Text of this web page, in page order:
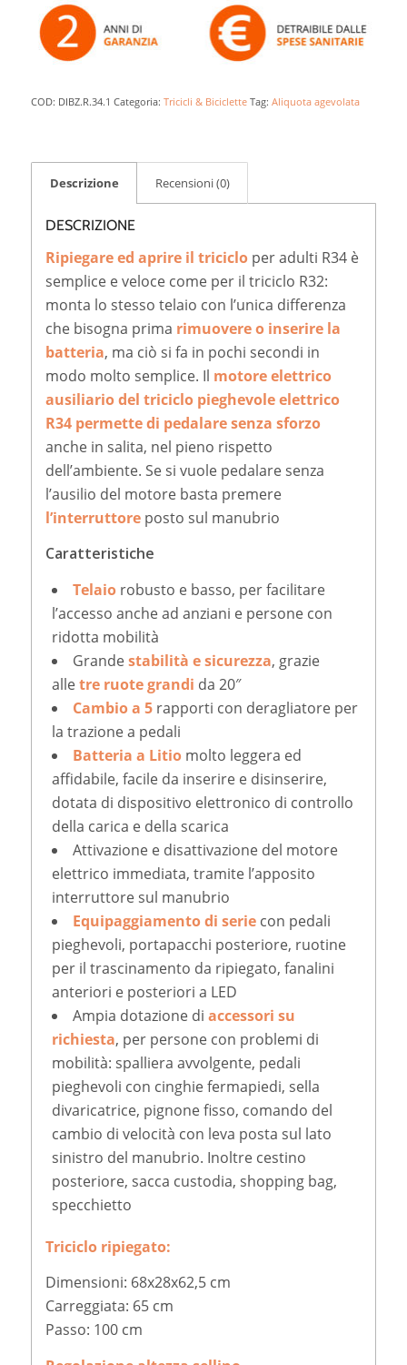
COD: DIBZ.R.34.1 Categoria: Tricicli & Biciclette Tag: Aliquota agevolata
Descrizione Recensioni (0)
DESCRIZIONE
Ripiegare ed aprire il tricicloper adulti R34 è
semplice e veloce come per il triciclo R32:
monta lo stesso telaio con l’unica differenza
che bisogna prima rimuovere o inserire la
batteria, ma ciò si fa in pochi secondi in
modo molto semplice. Il motore elettrico
ausiliario del triciclo pieghevole elettrico
R34 permette di pedalare senza sforzo
anche in salita, nel pieno rispetto
dell’ambiente. Se si vuole pedalare senza
l’ausilio del motore basta premere
l’interruttoreposto sul manubrio
Caratteristiche
Telaiorobusto e basso, per facilitare
l’accesso anche ad anziani e persone con
ridotta mobilità
Grandestabilità e sicurezza, grazie
alletre ruote grandi da 20″
Cambio a 5rapporti con deragliatore per
la trazione a pedali
Batteria a Litiomolto leggera ed
affidabile, facile da inserire e disinserire,
dotata di dispositivo elettronico di controllo
della carica e della scarica
Attivazione e disattivazione del motore
elettrico immediata, tramite l’apposito
interruttore sul manubrio
Equipaggiamento di seriecon pedali
pieghevoli, portapacchi posteriore, ruotine
per il trascinamento da ripiegato, fanalini
anteriori e posteriori a LED
Ampia dotazione di accessori su
richiesta, per persone con problemi di
mobilità: spalliera avvolgente, pedali
pieghevoli con cinghie fermapiedi, sella
divaricatrice, pignone fisso, comando del
cambio di velocità con leva posta sul lato
sinistro del manubrio. Inoltre cestino
posteriore, sacca custodia, shopping bag,
specchietto
Triciclo ripiegato:
Dimensioni: 68x28x62,5 cm
Carreggiata: 65 cm
Passo: 100 cm